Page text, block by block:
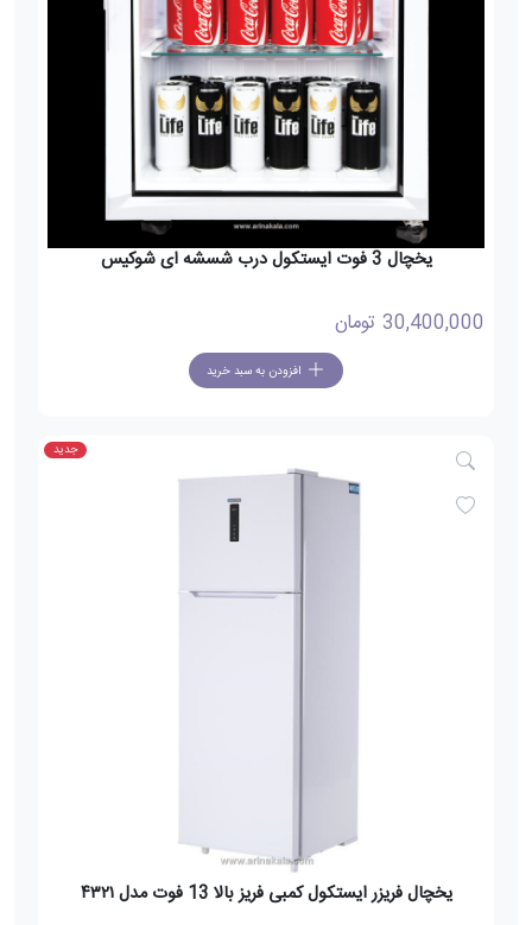
یخچال 3 فوت ایستکول درب شسشه ای شوکیس
30,400,000 تومان
افزودن به سبد خرید
جدید
یخچال فریزر ایستکول کمبی فریز بالا 13 فوت مدل ۴۳۲۱